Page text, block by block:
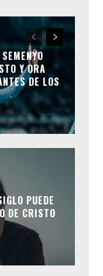
Y ORA
DE LOS
PUEDE
DE CRISTO